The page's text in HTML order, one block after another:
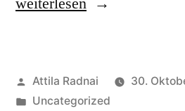
in Veröffentlicht
von
Attila Radnai
30.
Veröffentlicht
Uncategorized